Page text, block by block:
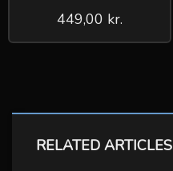
449,00 kr.
RELATED ARTICLES